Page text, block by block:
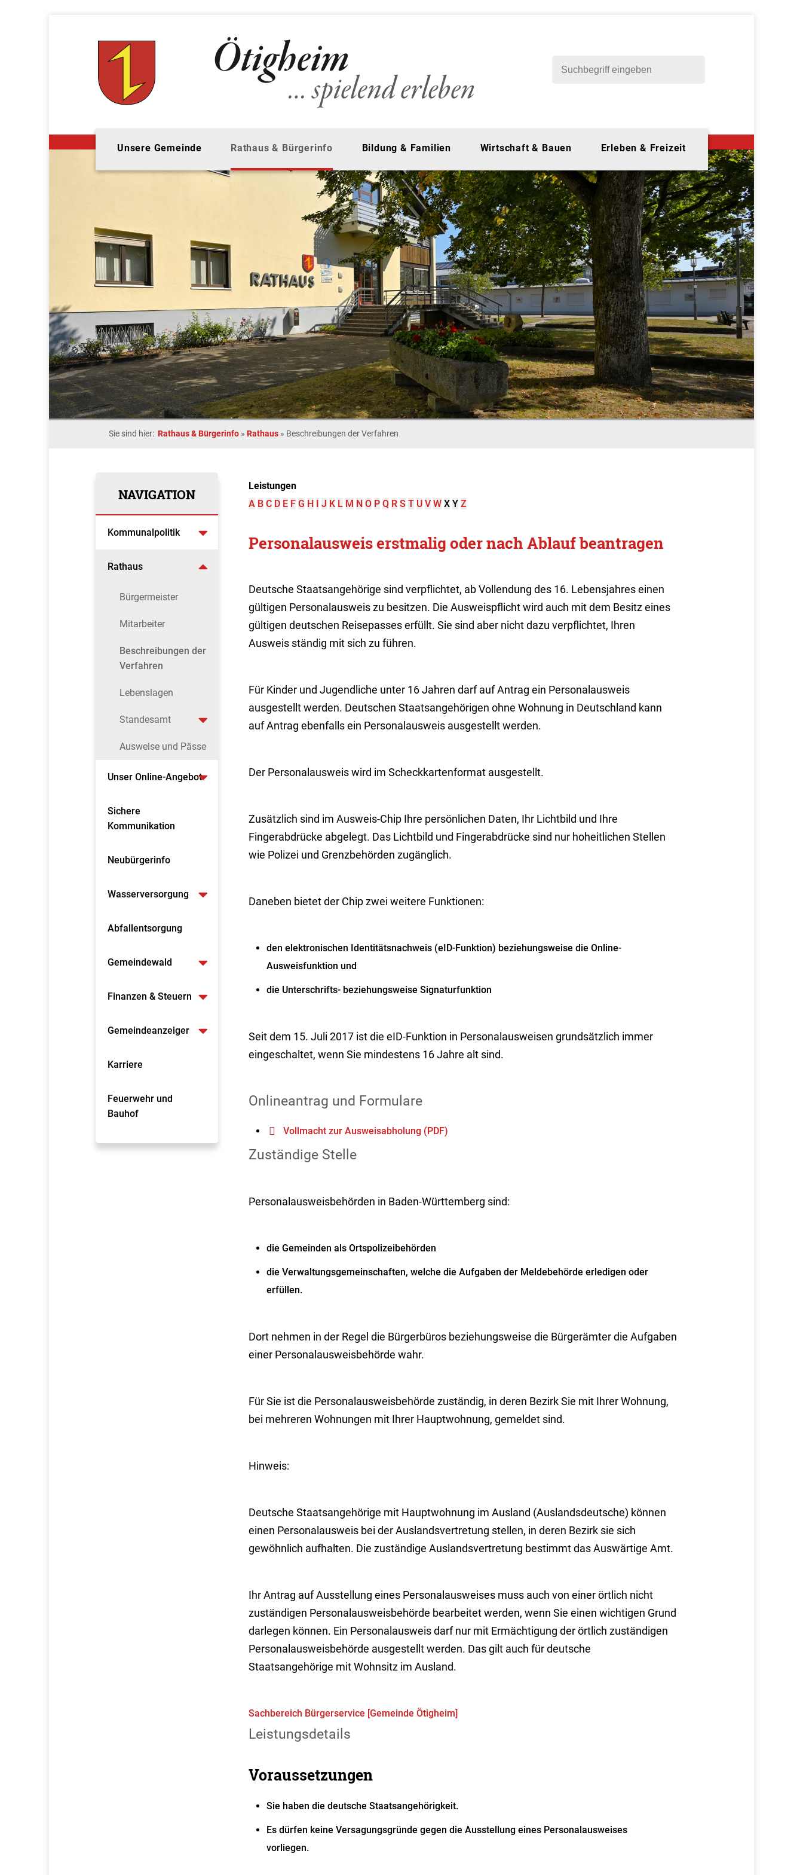
Unsere Gemeinde Rathaus & Bürgerinfo Bildung & Familien Wirtschaft & Bauen Erleben & Freizeit
Sie sind hier: Rathaus & Bürgerinfo » Rathaus » Beschreibungen der Verfahren
NAVIGATION
Kommunalpolitik
Rathaus
Bürgermeister
Mitarbeiter
Beschreibungen der
Verfahren
Lebenslagen
Standesamt
Ausweise und Pässe
Unser Online-Angebot
Sichere
Kommunikation
Neubürgerinfo
Wasserversorgung
Abfallentsorgung
Gemeindewald
Finanzen & Steuern
Gemeindeanzeiger
Karriere
Feuerwehr und
Bauhof
Leistungen
A B C D E F G H I J K L M N O P Q R S T U V W X Y Z
Personalausweis erstmalig oder nach Ablauf beantragen
Deutsche Staatsangehörige sind verpflichtet, ab Vollendung des 16. Lebensjahres einen
gültigen Personalausweis zu besitzen. Die Ausweispflicht wird auch mit dem Besitz eines
gültigen deutschen Reisepasses erfüllt. Sie sind aber nicht dazu verpflichtet, Ihren
Ausweis ständig mit sich zu führen.
Für Kinder und Jugendliche unter 16 Jahren darf auf Antrag ein Personalausweis
ausgestellt werden. Deutschen Staatsangehörigen ohne Wohnung in Deutschland kann
auf Antrag ebenfalls ein Personalausweis ausgestellt werden.
Der Personalausweis wird im Scheckkartenformat ausgestellt.
Zusätzlich sind im Ausweis-Chip Ihre persönlichen Daten, Ihr Lichtbild und Ihre
Fingerabdrücke abgelegt. Das Lichtbild und Fingerabdrücke sind nur hoheitlichen Stellen
wie Polizei und Grenzbehörden zugänglich.
Daneben bietet der Chip zwei weitere Funktionen:
den elektronischen Identitätsnachweis (eID-Funktion) beziehungsweise die Online-
Ausweisfunktion und
die Unterschrifts- beziehungsweise Signaturfunktion
Seit dem 15. Juli 2017 ist die eID-Funktion in Personalausweisen grundsätzlich immer
eingeschaltet, wenn Sie mindestens 16 Jahre alt sind.
Onlineantrag und Formulare
Vollmacht zur Ausweisabholung (PDF)
Zuständige Stelle
Personalausweisbehörden in Baden-Württemberg sind:
die Gemeinden als Ortspolizeibehörden
die Verwaltungsgemeinschaften, welche die Aufgaben der Meldebehörde erledigen oder
erfüllen.
Dort nehmen in der Regel die Bürgerbüros beziehungsweise die Bürgerämter die Aufgaben
einer Personalausweisbehörde wahr.
Für Sie ist die Personalausweisbehörde zuständig, in deren Bezirk Sie mit Ihrer Wohnung,
bei mehreren Wohnungen mit Ihrer Hauptwohnung, gemeldet sind.
Hinweis:
Deutsche Staatsangehörige mit Hauptwohnung im Ausland (Auslandsdeutsche) können
einen Personalausweis bei der Auslandsvertretung stellen, in deren Bezirk sie sich
gewöhnlich aufhalten. Die zuständige Auslandsvertretung bestimmt das Auswärtige Amt.
Ihr Antrag auf Ausstellung eines Personalausweises muss auch von einer örtlich nicht
zuständigen Personalausweisbehörde bearbeitet werden, wenn Sie einen wichtigen Grund
darlegen können. Ein Personalausweis darf nur mit Ermächtigung der örtlich zuständigen
Personalausweisbehörde ausgestellt werden. Das gilt auch für deutsche
Staatsangehörige mit Wohnsitz im Ausland.
Sachbereich Bürgerservice [Gemeinde Ötigheim]
Leistungsdetails
Voraussetzungen
Sie haben die deutsche Staatsangehörigkeit.
Es dürfen keine Versagungsgründe gegen die Ausstellung eines Personalausweises
vorliegen.